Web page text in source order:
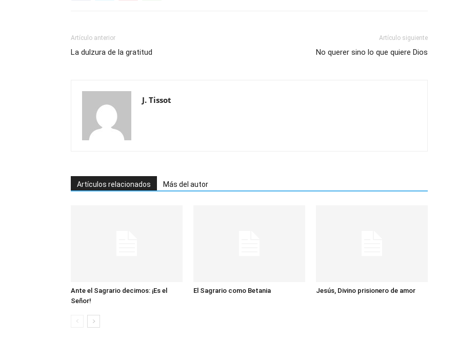
Artículo anterior
La dulzura de la gratitud
Artículo siguiente
No querer sino lo que quiere Dios
J. Tissot
Artículos relacionados Más del autor
Ante el Sagrario decimos: ¡Es el
Señor!
El Sagrario como Betania Jesús, Divino prisionero de amor